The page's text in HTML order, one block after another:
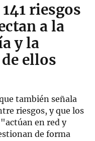
riesgos
a la
y la
ellos
también señala
riesgos, y que los
en red y
de forma